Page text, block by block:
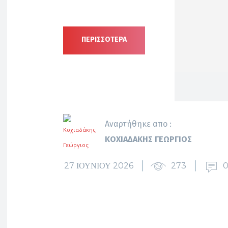
ΠΕΡΙΣΣΟΤΕΡΑ
Αναρτήθηκε απο :
ΚΟΧΙΑΔΆΚΗΣ ΓΕΏΡΓΙΟΣ
27 ΙΟΥΝΊΟΥ 2026 273 0